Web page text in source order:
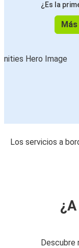
¿Es la
Los servicios a
Descubre